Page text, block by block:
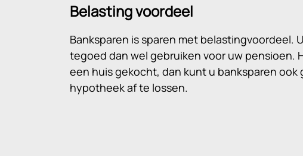
Belasting voordeel
Banksparen is sparen met belastingvoordeel.
tegoed dan wel gebruiken voor uw pensioen.
een huis gekocht, dan kunt u banksparen ook
hypotheek af te lossen.